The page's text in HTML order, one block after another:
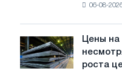
года
советской
авиации
06-08-
Цены
на
катушку
Цены на
роста